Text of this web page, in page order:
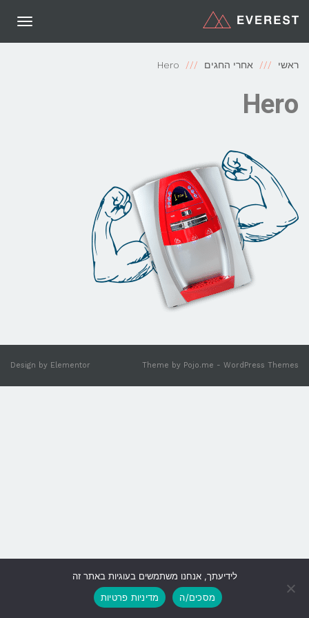
ראשי אחרי החגים Hero
Hero
Theme by Pojo.me - WordPress Themes
Design by Elementor
גלילה
לראש
לידיעתך, אנחנו משתמשים בעוגיות באתר זה
מסכים/ה
מדיניות פרטיות